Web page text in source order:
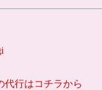
代行はコチラから